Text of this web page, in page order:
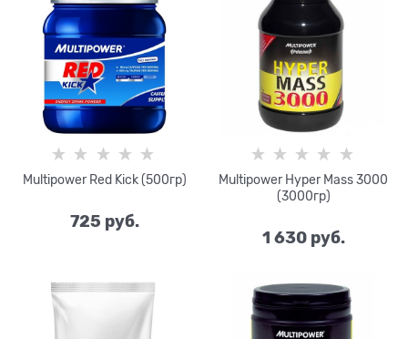
Multipower Red Kick (500гр)
725 руб.
Multipower Hyper Mass 3000
(3000гр)
1 630 руб.